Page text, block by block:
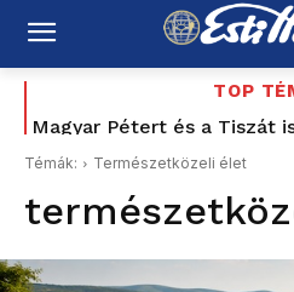
TOP
Magyar Pétert és a Tiszát
Toró T.
Témák: Természetközeli élet